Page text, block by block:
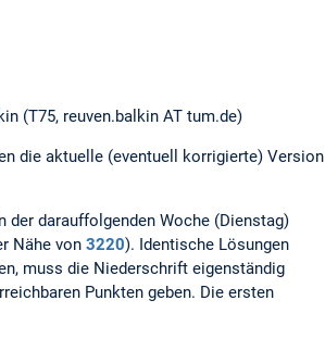
(T75, reuven.balkin AT tum.de)
die aktuelle (eventuell korrigierte) Version
der darauffolgenden Woche (Dienstag)
Nähe von 3220). Identische Lösungen
muss die Niederschrift eigenständig
Punkten geben. Die ersten